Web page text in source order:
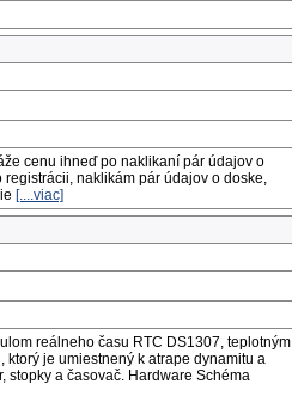
cenu ihneď po naklikaní pár údajov o
naklikám pár údajov o doske,
[....viac]
reálneho času RTC DS1307, teplotným
je umiestnený k atrape dynamitu a
stopky a časovač. Hardware Schéma